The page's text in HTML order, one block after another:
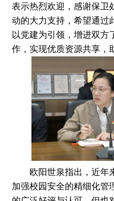
表示热烈欢迎，感谢保卫
动的大力支持，希望通过
以党建为引领，增进双方
作，实现优质资源共享，
欧阳世泉指出，近年
加强校园安全的精细化管